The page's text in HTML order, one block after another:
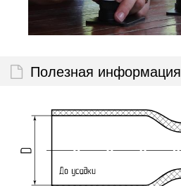
Полезная информация